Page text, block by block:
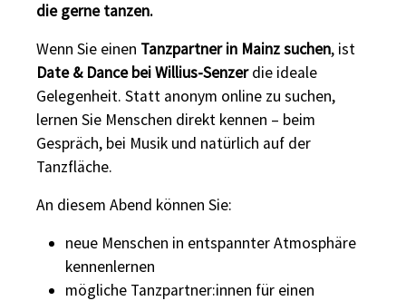
die gerne tanzen.
Wenn Sie einen Tanzpartner in Mainz suchen, ist
Date & Dance bei Willius-Senzerdie ideale
Gelegenheit. Statt anonym online zu suchen,
lernen Sie Menschen direkt kennen – beim
Gespräch, bei Musik und natürlich auf der
Tanzfläche.
An diesem Abend können Sie:
neue Menschen in entspannter Atmosphäre
kennenlernen
mögliche Tanzpartner:innen für einen